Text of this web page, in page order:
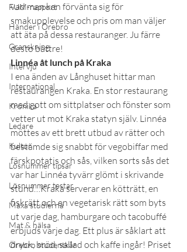
FUM-rapport
Händer i Örebro
Granskning
Intervju
International
Krönika
Ledare
Kultur
Lösnummer tipsar
Lösnummer testar
Maxa studierna
Mat & hälsa
Örebro studentkår
vad man kan förvänta sig för
smakupplevelse och pris om man väljer
att äta på dessa restauranger. Ju färre
desto bättre!
Linnéa åt lunch på Kraka
I ena änden av Långhuset hittar man
restaurangen Kraka. En stor restaurang
med gott om sittplatser och fönster som
vetter ut mot Kraka statyn själv. Linnéa
möttes av ett brett utbud av rätter och
bestämde sig snabbt för vegobiffar med
färskpotatis och sås, vilken sorts sås det
var har Linnéa tyvärr glömt i skrivande
stund…Kraka serverar en kötträtt, en
fiskrätt och en vegetarisk rätt som byts
ut varje dag, hamburgare och tacobuffé
erbjuds varje dag. Ett plus är såklart att
dryck, bröd, sallad och kaffe ingår! Priset